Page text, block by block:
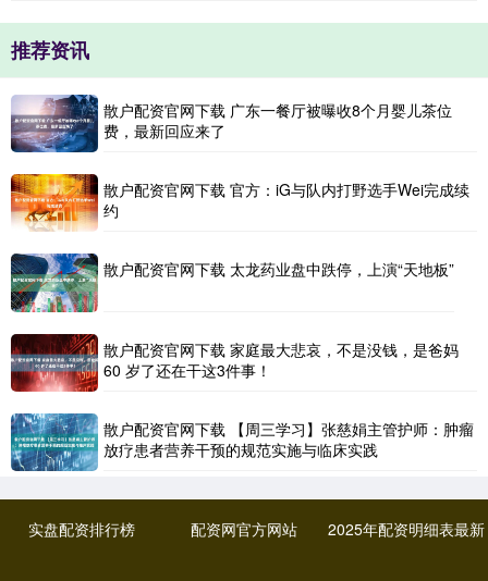
推荐资讯
散户配资官网下载 广东一餐厅被曝收8个月婴儿茶位
费，最新回应来了
散户配资官网下载 官方：iG与队内打野选手Wei完成续
约
散户配资官网下载 太龙药业盘中跌停，上演“天地板”
散户配资官网下载 家庭最大悲哀，不是没钱，是爸妈
60 岁了还在干这3件事！
散户配资官网下载 【周三学习】张慈娟主管护师：肿瘤
放疗患者营养干预的规范实施与临床实践
实盘配资排行榜 配资网官方网站 2025年配资明细表最新